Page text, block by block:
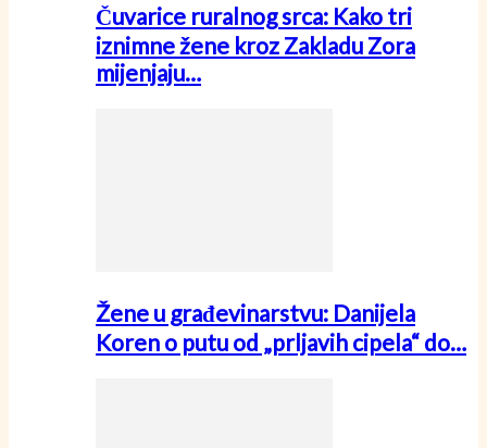
Čuvarice ruralnog srca: Kako tri
iznimne žene kroz Zakladu Zora
mijenjaju…
Žene u građevinarstvu: Danijela
Koren o putu od „prljavih cipela“ do…